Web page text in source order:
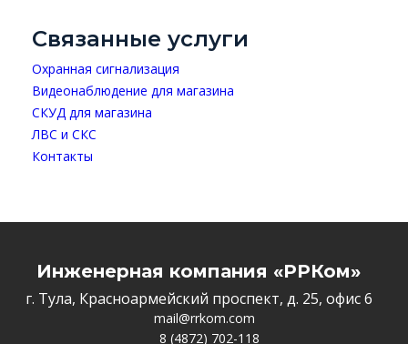
Связанные услуги
Охранная сигнализация
Видеонаблюдение для магазина
СКУД для магазина
ЛВС и СКС
Контакты
Инженерная компания «РРКом»
г. Тула, Красноармейский проспект, д. 25, офис 6
mail@rrkom.com
8 (4872) 702-118